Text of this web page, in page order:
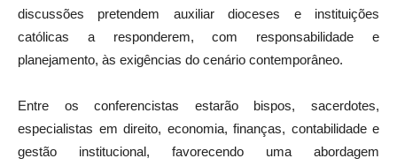
discussões pretendem auxiliar dioceses e instituições
católicas a responderem, com responsabilidade e
planejamento, às exigências do cenário contemporâneo.
Entre os conferencistas estarão bispos, sacerdotes,
especialistas em direito, economia, finanças, contabilidade e
gestão institucional, favorecendo uma abordagem